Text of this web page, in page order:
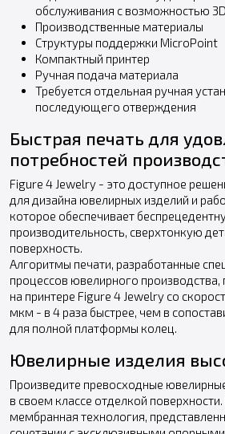
обслуживания с возможностью
Производственные материалы
Структуры поддержки MicroPoint
Компактный принтер
Ручная подача материала
Требуется отдельная ручная
последующего отверждения
Быстрая печать для
потребностей
Figure 4 Jewelry - это доступное
для дизайна ювелирных изделий и
которое обеспечивает
производительность, сверхтонкую
поверхность.
Алгоритмы печати, разработанные
процессов ювелирного производства,
на принтере Figure 4 Jewelry со
мкм - в 4 раза быстрее, чем в
для полной платформы колец.
Ювелирные изделия
Произведите превосходные
в своем классе отделкой
мембранная технология,